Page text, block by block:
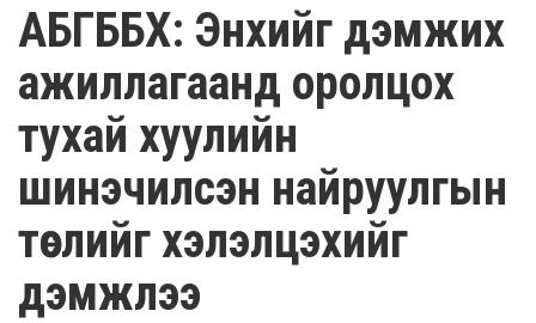
АБГББХ: Энхийг дэмжих
ажиллагаанд оролцох
тухай хуулийн
шинэчилсэн найруулгын
төслийг хэлэлцэхийг
дэмжлээ